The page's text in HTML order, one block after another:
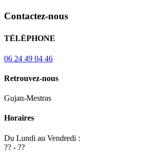
Contactez-nous
TÉLÉPHONE
06 24 49 04 46
Retrouvez-nous
Gujan-Mestras
Horaires
Du Lundi au Vendredi :
?? - ??